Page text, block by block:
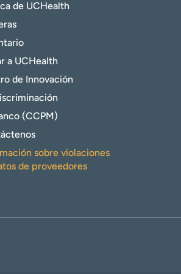
de UCHealth
a UCHealth
de Innovación
(CCPM)
sobre violaciones
de proveedores